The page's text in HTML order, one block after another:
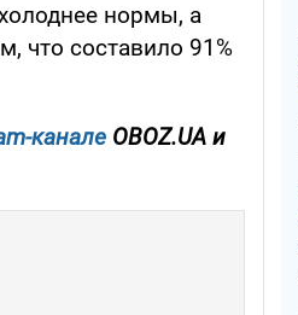
нормы, а
что составило 91%
канале OBOZ.UA и